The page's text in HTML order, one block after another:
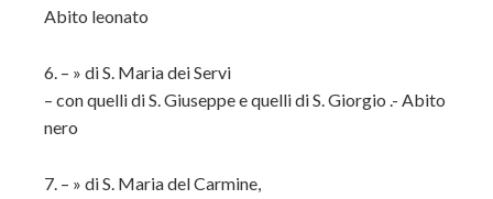
Abito leonato
6. – » di S. Maria dei Servi
– con quelli di S. Giuseppe e quelli di S. Giorgio .- Abito
nero
7. – » di S. Maria del Carmine,